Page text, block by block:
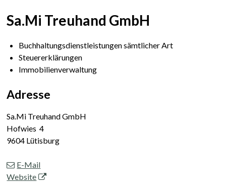
Sa.Mi Treuhand GmbH
Buchhaltungsdienstleistungen sämtlicher Art
Steuererklärungen
Immobilienverwaltung
Adresse
Sa.Mi Treuhand GmbH
Hofwies 4
9604 Lütisburg
E-Mail
Website